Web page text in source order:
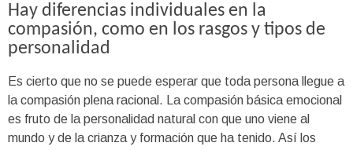
Hay diferencias individuales en la
compasión, como en los rasgos y tipos de
personalidad
Es cierto que no se puede esperar que toda persona llegue a
la compasión plena racional. La compasión básica emocional
es fruto de la personalidad natural con que uno viene al
mundo y de la crianza y formación que ha tenido. Así los